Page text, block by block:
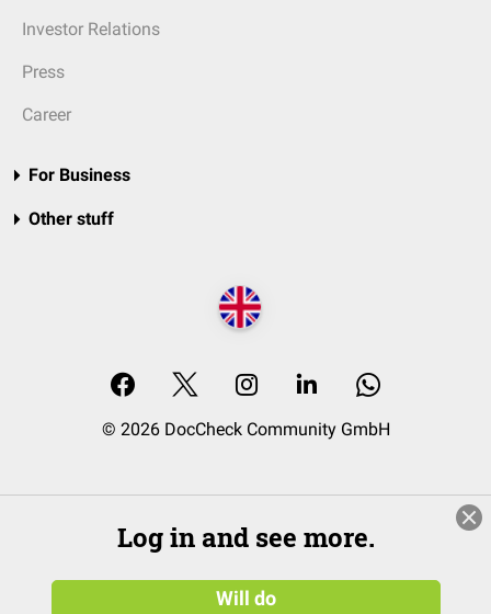
Investor Relations
Press
Career
For Business
Other stuff
© 2026 DocCheck Community GmbH
Log in and see more.
Will do